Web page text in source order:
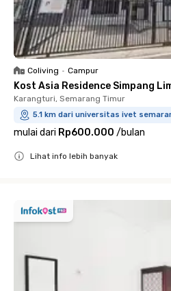
Coliving • Campur
Kost Asia Residence Simpang
Karangturi, Semarang Timur
5.1 km dari universitas ivet
mulai dari Rp600.000 /bulan
Lihat info lebih banyak